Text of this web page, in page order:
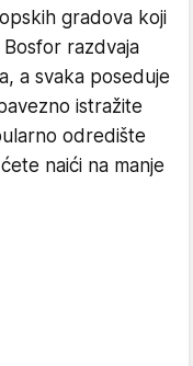
gradova koji
razdvaja
a svaka poseduje
istražite
odredište
naići na manje